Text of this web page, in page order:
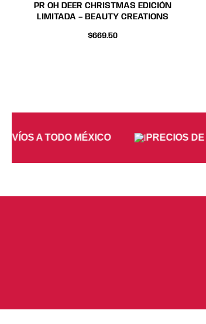
PR OH DEER CHRISTMAS EDICIÓN
LIMITADA – BEAUTY CREATIONS
$669.50
A TODO MÉXICO PRECIOS DE